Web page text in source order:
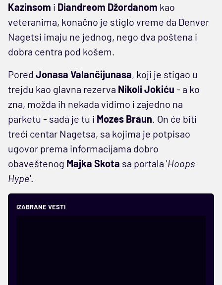
Kazinsom i Diandreom Džordanom kao
veteranima, konačno je stiglo vreme da Denver
Nagetsi imaju ne jednog, nego dva poštena i
dobra centra pod košem.
Pored Jonasa Valančijunasa, koji je stigao u
trejdu kao glavna rezerva Nikoli Jokiću - a ko
zna, možda ih nekada vidimo i zajedno na
parketu - sada je tu i Mozes Braun. On će biti
treći centar Nagetsa, sa kojima je potpisao
ugovor prema informacijama dobro
obaveštenog Majka Skota sa portala 'Hoops
Hype'.
IZABRANE VESTI